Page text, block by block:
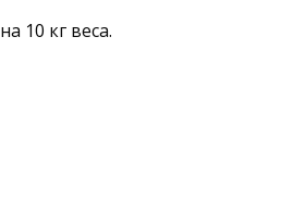
10 кг веса.